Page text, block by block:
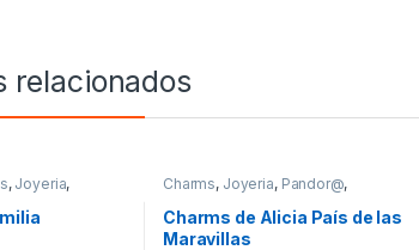
relacionados
, Joyeria,
& Moda
Charms, Joyeria, Pandor@,
Vestimenta & Moda
Charms de Alicia País de las
Maravillas